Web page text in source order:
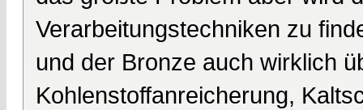
Verarbeitungstechniken zu
und der Bronze auch wirklich
Kohlenstoffanreicherung,